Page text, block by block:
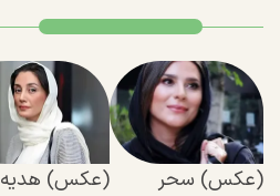
(عکس) سحر
(عکس) هدیه